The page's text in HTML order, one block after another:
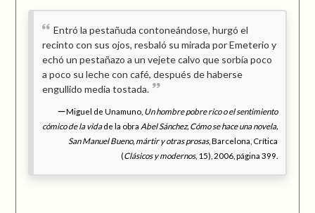
Entró la pestañuda contoneándose, hurgó el
recinto con sus ojos, resbaló su mirada por Emeterio y
echó un pestañazo a un vejete calvo que sorbía poco
a poco su leche con café, después de haberse
engullido media tostada.
Miguel de Unamuno, Un hombre pobre rico o el sentimiento
cómico de la vidade la obra Abel Sánchez, Cómo se hace una novela,
San Manuel Bueno, mártir y otras prosas, Barcelona, Crítica
(Clásicos y modernos, 15), 2006, página 399.